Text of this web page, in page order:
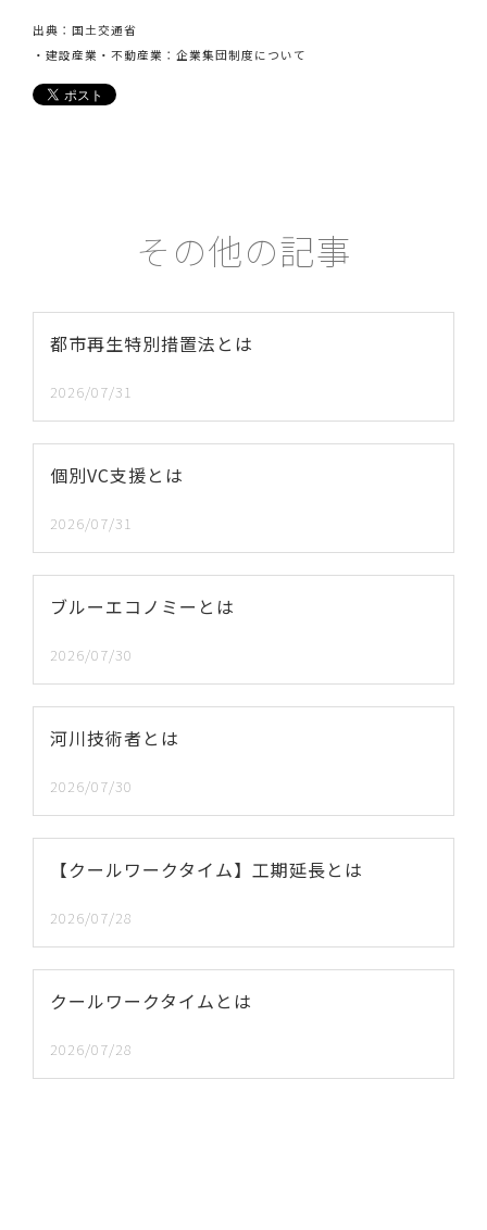
出典：国土交通省
・建設産業・不動産業：企業集団制度について
その他の記事
都市再生特別措置法とは
2026/07/31
個別VC支援とは
2026/07/31
ブルーエコノミーとは
2026/07/30
河川技術者とは
2026/07/30
【クールワークタイム】工期延長とは
2026/07/28
クールワークタイムとは
2026/07/28